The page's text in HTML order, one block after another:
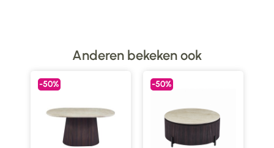
Anderen bekeken ook
-50% -50%